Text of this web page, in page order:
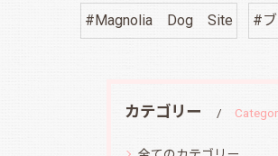
#Magnolia Dog Site #
カテゴリー